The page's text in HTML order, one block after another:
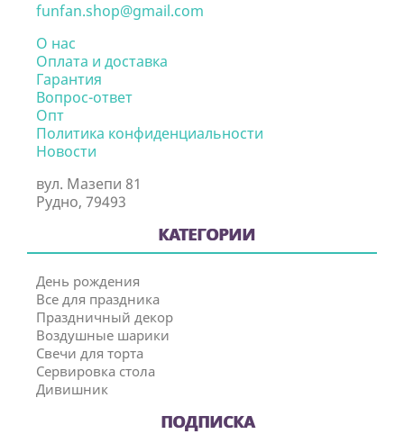
funfan.shop@gmail.com
О нас
Оплата и доставка
Гарантия
Вопрос-ответ
Опт
Политика конфиденциальности
Новости
вул. Мазепи 81
Рудно, 79493
КАТЕГОРИИ
День рождения
Все для праздника
Праздничный декор
Воздушные шарики
Свечи для торта
Сервировка стола
Дивишник
ПОДПИСКА